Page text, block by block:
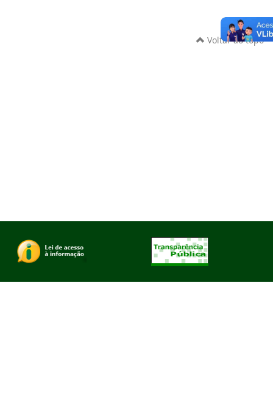
Voltar ao topo